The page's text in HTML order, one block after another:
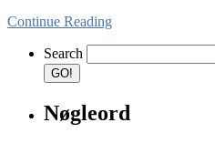
Continue Reading
Search
Nøgleord